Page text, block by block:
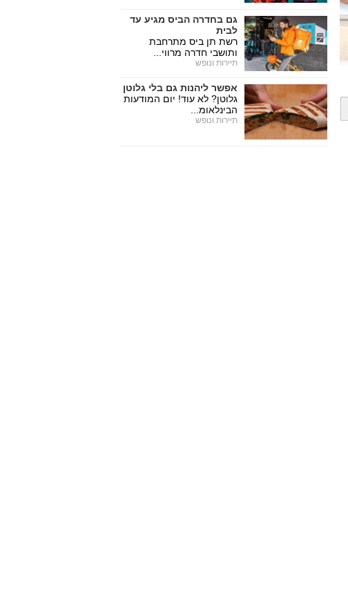
גם בחדרה הביס מגיע עד
לבית
רשת תן ביס מתרחבת
ותושבי חדרה מרווי...
תיירות ונופש
אפשר ליהנות גם בלי גלוטן
גלוטן? לא עוד! יום המודעות
הבינלאומ...
תיירות ונופש